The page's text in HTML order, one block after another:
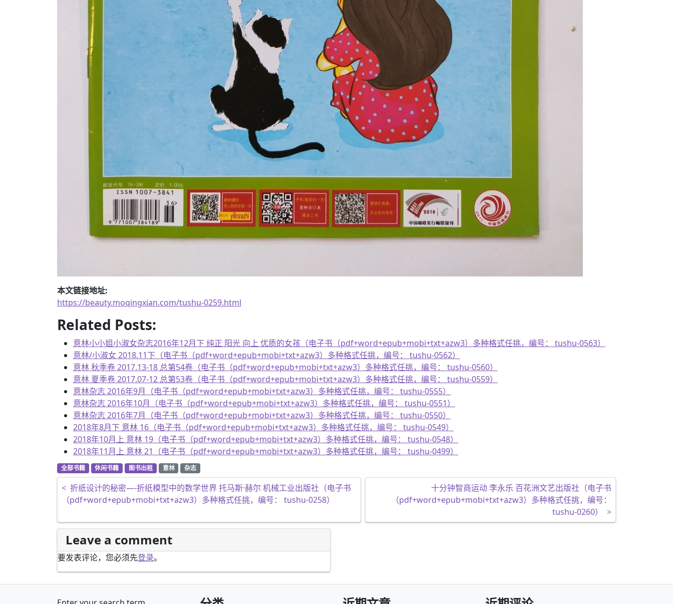
本文链接地址:
https://beauty.moqingxian.com/tushu-0259.html
Related Posts:
意林小小姐小淑女杂志2016年12月下 纯正 阳光 向上 优质的女孩（电子书（pdf+word+epub+mobi+txt+azw3）多种格式任挑，编号： tushu-0563）
意林/小淑女 2018.11下（电子书（pdf+word+epub+mobi+txt+azw3）多种格式任挑，编号： tushu-0562）
意林 秋季卷 2017.13-18 总第54卷（电子书（pdf+word+epub+mobi+txt+azw3）多种格式任挑，编号： tushu-0560）
意林 夏季卷 2017.07-12 总第53卷（电子书（pdf+word+epub+mobi+txt+azw3）多种格式任挑，编号： tushu-0559）
意林杂志 2016年9月（电子书（pdf+word+epub+mobi+txt+azw3）多种格式任挑，编号： tushu-0555）
意林杂志 2016年10月（电子书（pdf+word+epub+mobi+txt+azw3）多种格式任挑，编号： tushu-0551）
意林杂志 2016年7月（电子书（pdf+word+epub+mobi+txt+azw3）多种格式任挑，编号： tushu-0550）
2018年8月下 意林 16（电子书（pdf+word+epub+mobi+txt+azw3）多种格式任挑，编号： tushu-0549）
2018年10月上 意林 19（电子书（pdf+word+epub+mobi+txt+azw3）多种格式任挑，编号： tushu-0548）
2018年11月上 意林 21（电子书（pdf+word+epub+mobi+txt+azw3）多种格式任挑，编号： tushu-0499）
全部书籍 休闲书籍 图书出租 意林 杂志
文章导航
< 折纸设计的秘密—-折纸模型中的数学世界 托马斯·赫尔 机械工业出版社（电子书
（pdf+word+epub+mobi+txt+azw3）多种格式任挑，编号： tushu-0258）
十分钟智商运动 李永乐 百花洲文艺出版社（电子书
（pdf+word+epub+mobi+txt+azw3）多种格式任挑，编号：
tushu-0260）
>
Leave a comment
要发表评论，您必须先登录。